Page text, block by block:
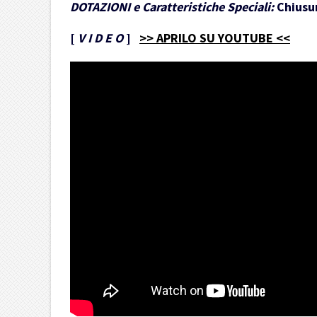
DOTAZIONI e Caratteristiche Speciali:
[ V I D E O] >> APRILO SU YOUTUBE <<